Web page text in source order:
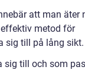
att man äter
metod för
sig till på lång sikt.
sig till och som